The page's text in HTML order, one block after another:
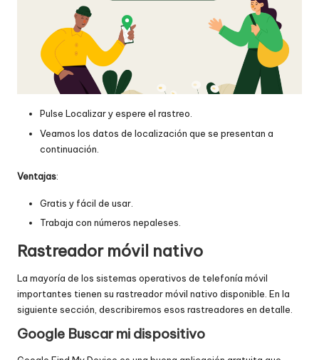
Pulse Localizar y espere el rastreo.
Veamos los datos de localización que se presentan a
continuación.
Ventajas:
Gratis y fácil de usar.
Trabaja con números nepaleses.
Rastreador móvil nativo
La mayoría de los sistemas operativos de telefonía móvil
importantes tienen su rastreador móvil nativo disponible. En la
siguiente sección, describiremos esos rastreadores en detalle.
Google Buscar mi dispositivo